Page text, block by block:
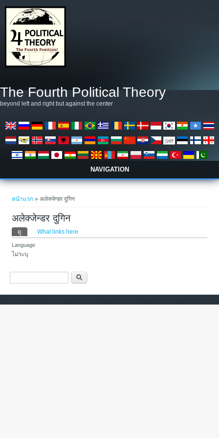
The Fourth Political Theory
beyond left and right but against the center
NAVIGATION
คุณอยู่ที่นี่
หน้าแรก » अलेक्जेन्डर दुगिन
अलेक्जेन्डर दुगिन
Primary tabs
ดู (แท็บปัจจุบัน)
What links here
Language
ไม่ระบุ